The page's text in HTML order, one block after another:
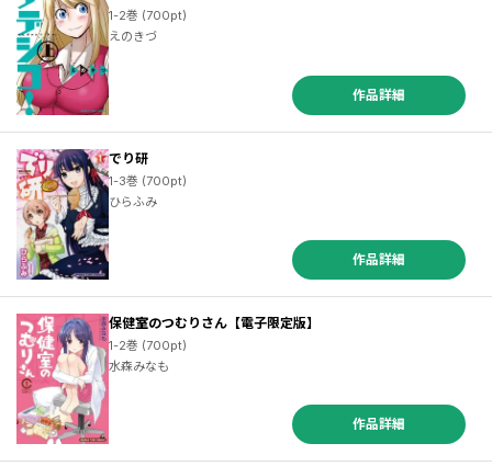
1-2巻 (700pt)
えのきづ
作品詳細
でり研
1-3巻 (700pt)
ひらふみ
作品詳細
保健室のつむりさん【電子限定版】
1-2巻 (700pt)
水森みなも
作品詳細